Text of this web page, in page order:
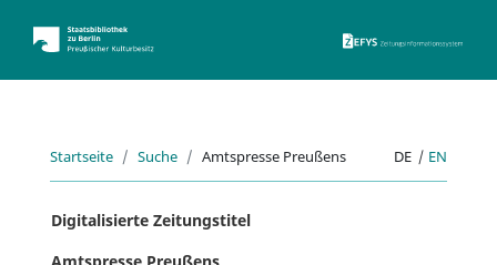
Startseite Suche Amtspresse Preußens DE | EN
Digitalisierte Zeitungstitel